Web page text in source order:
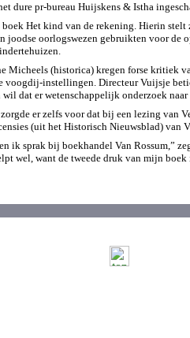
dure pr-bureau Huijskens & Istha
boek Het kind van de rekening. Hierin
joodse oorlogswezen gebruikten voor de
Micheels (historica) kregen forse kritiek
voogdij-instellingen. Directeur Vuijsje
dat er wetenschappelijk onderzoek naar
er zelfs voor dat bij een lezing van
(uit het Historisch Nieuwsblad) van
ik sprak bij boekhandel Van Rossum,”
wel, want de tweede druk van mijn